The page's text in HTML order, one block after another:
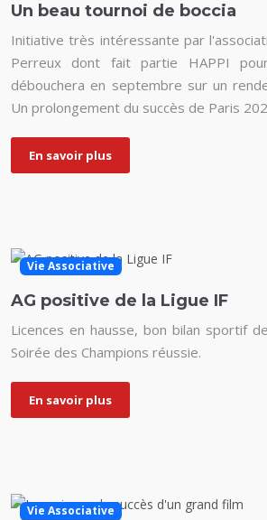
Un beau tournoi de boccia
Initiative très intéressante par
Perreux dont fait partie HAPPI
débouchera en septembre sur un
Un prolongement du succès de Paris
En savoir plus
Vie Associative
AG positive de la Ligue IF
Licences en hausse, bon bilan sportif
Soirée des Champions réussie.
En savoir plus
Vie Associative